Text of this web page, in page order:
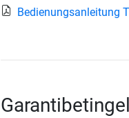
Bedienungsanleitung